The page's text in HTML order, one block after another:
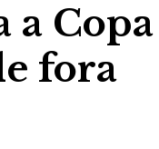
a Copa
fora